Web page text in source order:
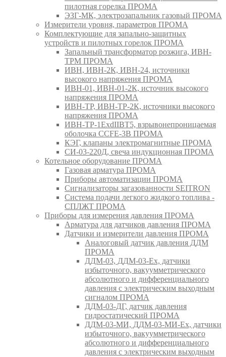
пилотная горелка ПРОМА
ЭЗГ-МК, электрозапальник газовый ПРОМА
Измерители уровня, параметров ПРОМА
Комплектующие для запально-защитных
устройств и пилотных горелок ПРОМА
Запальный трансформатор розжига, ИВН-
ТРМ ПРОМА
ИВН, ИВН-2К, ИВН-24, источники
высокого напряжения ПРОМА
ИВН-01, ИВН-01-2К, источник высокого
напряжения ПРОМА
ИВН-ТР, ИВН-ТР-2К, источники высокого
напряжения ПРОМА
ИВН-ТР-1ExdIIBT5, взрывонепроницаемая
оболочка CCFE-3B ПРОМА
КЭГ, клапаны электромагнитные ПРОМА
СИ-03-220Д, свеча индукционная ПРОМА
Котельное оборудование ПРОМА
Газовая арматура ПРОМА
Приборы автоматизации ПРОМА
Сигнализаторы загазованности SEITRON
Система подачи легкого жидкого топлива -
СПЛЖТ ПРОМА
Приборы для измерения давления ПРОМА
Арматура для датчиков давления ПРОМА
Датчики и измерители давления ПРОМА
Аналоговый датчик давления ДДМ
ПРОМА
ДДМ-03, ДДМ-03-Ех, датчики
избыточного, вакуумметрического
абсолютного и дифференциального
давления с электрическим выходным
сигналом ПРОМА
ДДМ-03-ДГ, датчик давления
гидростатический ПРОМА
ДДМ-03-МИ, ДДМ-03-МИ-Ех, датчики
избыточного, вакуумметрического
абсолютного и дифференциального
давления с электрическим выходным